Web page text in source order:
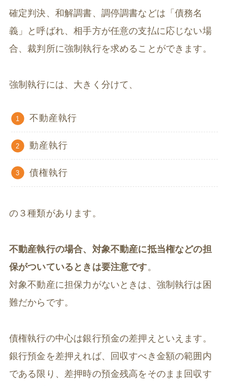
確定判決、和解調書、調停調書などは「債務名
義」と呼ばれ、相手方が任意の支払に応じない場
合、裁判所に強制執行を求めることができます。
強制執行には、大きく分けて、
不動産執行
動産執行
債権執行
の３種類があります。
不動産執行の場合、対象不動産に抵当権などの担
保がついているときは要注意です。
対象不動産に担保力がないときは、強制執行は困
難だからです。
債権執行の中心は銀行預金の差押えといえます。
銀行預金を差押えれば、回収すべき金額の範囲内
である限り、差押時の預金残高をそのまま回収す